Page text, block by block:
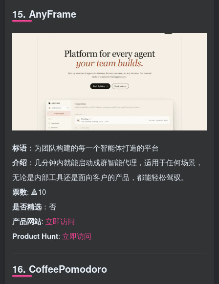
15. AnyFrame
标语 ：为团队构建的每一个智能体打造的平台
介绍 ：几分钟内就能启动成群智能代理，适用于任何场景，
无论是内部工具还是面向客户的产品，都能轻松驾驭。
票数: 🔺10
是否精选 ：否
产品网站: 立即访问
Product Hunt: 立即访问
16. CoffeePomodoro